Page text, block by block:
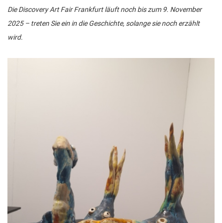
Die Discovery Art Fair Frankfurt läuft noch bis zum 9. November
2025 – treten Sie ein in die Geschichte, solange sie noch erzählt
wird.